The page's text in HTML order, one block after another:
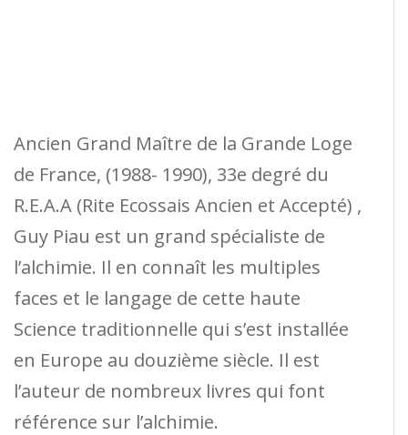
Ancien Grand Maître de la Grande Loge
de France, (1988- 1990), 33e degré du
R.E.A.A (Rite Ecossais Ancien et Accepté) ,
Guy Piau est un grand spécialiste de
l’alchimie. Il en connaît les multiples
faces et le langage de cette haute
Science traditionnelle qui s’est installée
en Europe au douzième siècle. Il est
l’auteur de nombreux livres qui font
référence sur l’alchimie.